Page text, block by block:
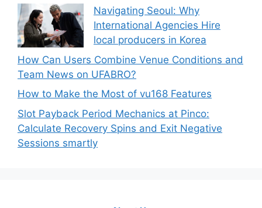
Navigating Seoul: Why
International Agencies Hire
local producers in Korea
How Can Users Combine Venue Conditions and
Team News on UFABRO?
How to Make the Most of vu168 Features
Slot Payback Period Mechanics at Pinco:
Calculate Recovery Spins and Exit Negative
Sessions smartly